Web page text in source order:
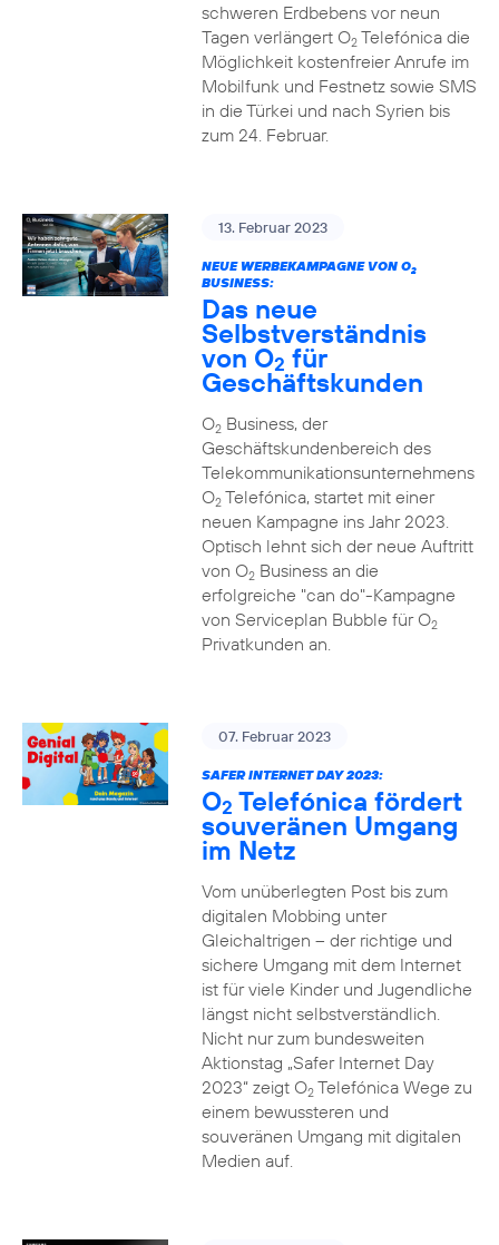
schweren Erdbebens vor neun
Tagen verlängert O2Telefónica die
Möglichkeit kostenfreier Anrufe im
Mobilfunk und Festnetz sowie SMS
in die Türkei und nach Syrien bis
zum 24. Februar.
13. Februar 2023
NEUE WERBEKAMPAGNE VON O2
BUSINESS:
Das neue
Selbstverständnis
von O2 für
Geschäftskunden
O2Business, der
Geschäftskundenbereich des
Telekommunikationsunternehmens
O2Telefónica, startet mit einer
neuen Kampagne ins Jahr 2023.
Optisch lehnt sich der neue Auftritt
von O2Business an die
erfolgreiche "can do"-Kampagne
von Serviceplan Bubble für O2
Privatkunden an.
07. Februar 2023
SAFER INTERNET DAY 2023:
O2 Telefónica fördert
souveränen Umgang
im Netz
Vom unüberlegten Post bis zum
digitalen Mobbing unter
Gleichaltrigen – der richtige und
sichere Umgang mit dem Internet
ist für viele Kinder und Jugendliche
längst nicht selbstverständlich.
Nicht nur zum bundesweiten
Aktionstag „Safer Internet Day
2023“ zeigt O2Telefónica Wege zu
einem bewussteren und
souveränen Umgang mit digitalen
Medien auf.